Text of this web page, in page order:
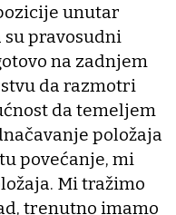
unutar
pravosudni
na zadnjem
da razmotri
da temeljem
položaja
povećanje, mi
Mi tražimo
trenutno imamo